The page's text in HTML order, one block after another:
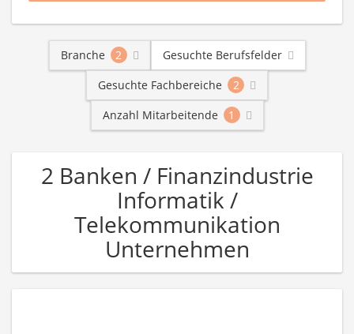
Branche 2
Gesuchte Berufsfelder
Gesuchte Fachbereiche
2
Anzahl Mitarbeitende
1
2 Banken / Finanzindustrie
Informatik /
Telekommunikation
Unternehmen